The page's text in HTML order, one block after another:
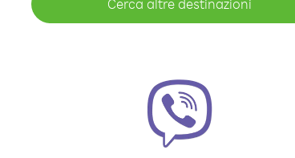
Cerca altre destinazioni